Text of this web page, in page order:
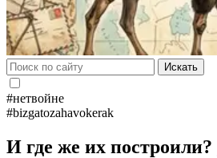
Искать
#нетвойне
#bizgatozahavokerak
И где же их построили?